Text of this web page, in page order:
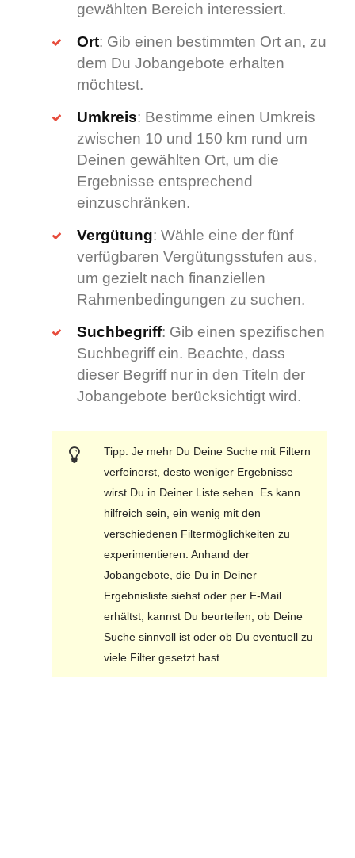
gewählten Bereich interessiert.
Ort: Gib einen bestimmten Ort an, zu
dem Du Jobangebote erhalten
möchtest.
Umkreis: Bestimme einen Umkreis
zwischen 10 und 150 km rund um
Deinen gewählten Ort, um die
Ergebnisse entsprechend
einzuschränken.
Vergütung: Wähle eine der fünf
verfügbaren Vergütungsstufen aus,
um gezielt nach finanziellen
Rahmenbedingungen zu suchen.
Suchbegriff: Gib einen spezifischen
Suchbegriff ein. Beachte, dass
dieser Begriff nur in den Titeln der
Jobangebote berücksichtigt wird.
Tipp: Je mehr Du Deine Suche mit Filtern
verfeinerst, desto weniger Ergebnisse
wirst Du in Deiner Liste sehen. Es kann
hilfreich sein, ein wenig mit den
verschiedenen Filtermöglichkeiten zu
experimentieren. Anhand der
Jobangebote, die Du in Deiner
Ergebnisliste siehst oder per E-Mail
erhältst, kannst Du beurteilen, ob Deine
Suche sinnvoll ist oder ob Du eventuell zu
viele Filter gesetzt hast.